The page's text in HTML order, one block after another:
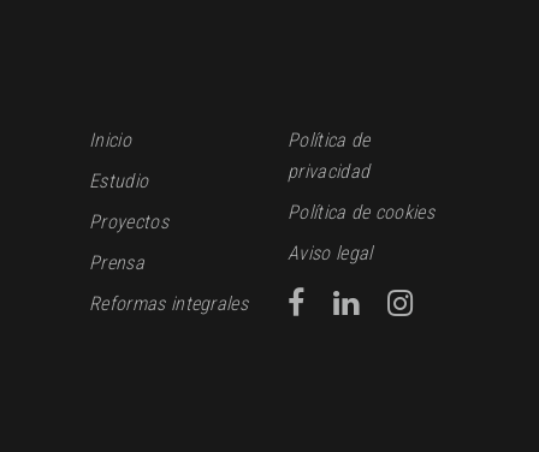
Inicio
Estudio
Proyectos
Prensa
Reformas integrales
Política de
privacidad
Política de cookies
Aviso legal